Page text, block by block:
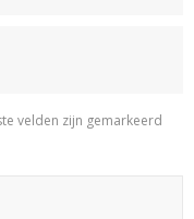
velden zijn gemarkeerd